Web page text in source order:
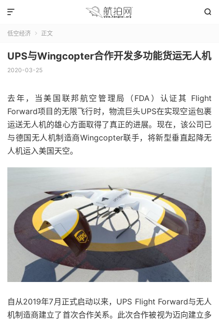


低空经济  正文
UPS与Wingcopter合作开发多功能货运无人机
2020-03-25
去年，当美国联邦航空管理局（FDA）认证其 Flight
Forward项目的无限飞行时，物流巨头UPS在实现空运包裹
运送无人机的雄心方面取得了真正的进展。现在，该公司已
与德国无人机制造商Wingcopter联手，将新型垂直起降无
人机运入美国天空。
自从2019年7月正式启动以来，UPS Flight Forward与无人
机制造商建立了首次合作关系。此次合作被视为迈向建立多